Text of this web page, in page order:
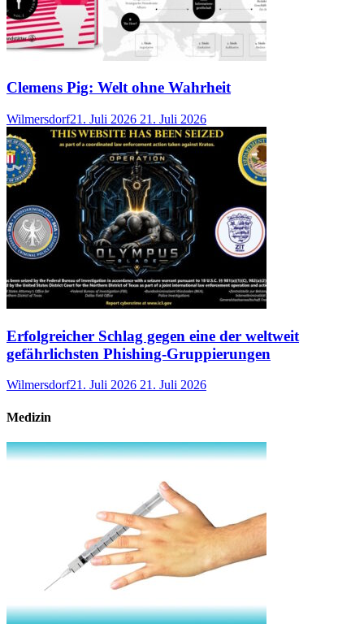
Clemens Pig: Welt ohne Wahrheit
Wilmersdorf21. Juli 2026 21. Juli 2026
Erfolgreicher Schlag gegen eine der weltweit
gefährlichsten Phishing-Gruppierungen
Wilmersdorf21. Juli 2026 21. Juli 2026
Medizin